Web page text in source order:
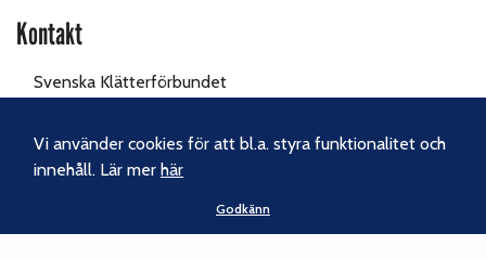
Kontakt
Svenska Klätterförbundet
116 65 Stockholm
Tel:070-238 69 46
kansliet@klatterforbundet.rf.se
Vi använder cookies för att bl.a. styra funktionalitet och
innehåll. Lär merhär
Godkänn